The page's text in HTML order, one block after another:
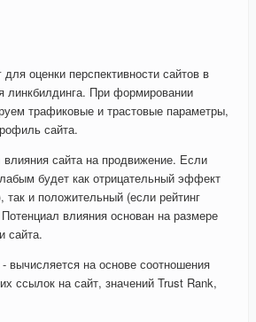
оценки перспективности сайтов в
линкбилдинга. При формировании
трафиковые и трастовые параметры,
сайта.
влияния сайта на продвижение. Если
будет как отрицательный эффект
так и положительный (если рейтинг
влияния основан на размере
сайта.
- вычисляется на основе соотношения
ссылок на сайт, значений Trust Rank,